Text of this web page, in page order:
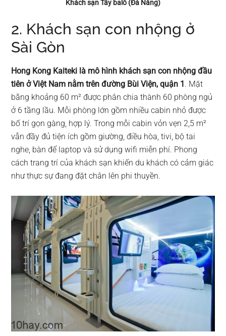
Khách sạn Tây balô (Đà Nẵng)
2. Khách sạn con nhộng ở
Sài Gòn
Hong Kong Kaiteki là mô hình khách sạn con nhộng đầu
tiên ở Việt Nam nằm trên đường Bùi Viện, quận 1. Mặt
bằng khoảng 60 m² được phân chia thành 60 phòng ngủ
ở 6 tầng lầu. Mỗi phòng lớn gồm nhiều cabin nhỏ được
bố trí gọn gàng, hợp lý. Trong mỗi cabin vỏn vẹn 2,5 m²
vẫn đầy đủ tiện ích gồm giường, điều hòa, tivi, bộ tai
nghe, bàn để laptop và sử dụng wifi miễn phí. Phong
cách trang trí của khách sạn khiến du khách có cảm giác
như thực sự đang đặt chân lên phi thuyền.